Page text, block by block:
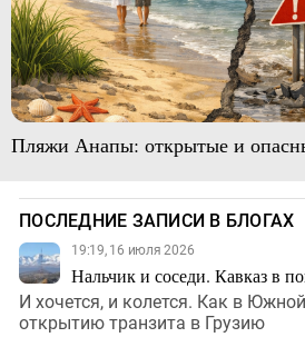
Пляжи Анапы: открытые и
ПОСЛЕДНИЕ ЗАПИСИ В БЛОГАХ
19:19, 16 июля 2026
Нальчик и соседи. Кавказ в
И хочется, и колется. Как в
открытию транзита в Грузию